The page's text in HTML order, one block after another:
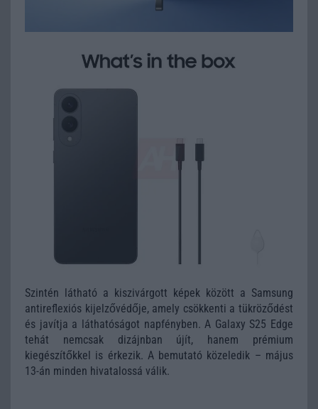
Szintén látható a kiszivárgott képek között a Samsung
antireflexiós kijelzővédője, amely csökkenti a tükröződést
és javítja a láthatóságot napfényben. A Galaxy S25 Edge
tehát nemcsak dizájnban újít, hanem prémium
kiegészítőkkel is érkezik. A bemutató közeledik – május
13-án minden hivatalossá válik.